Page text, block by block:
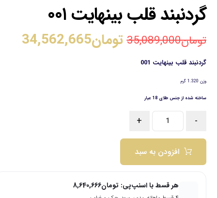
گردنبند قلب بینهایت ۰۰۱
تومان35,089,000 تومان34,562,665
گردنبند قلب بینهایت 001
وزن 1.320 گرم
ساخته شده از جنس طلای 18 عیار
-
+
افزودن به سبد
هر قسط با اسنپ‌پی: تومان8,640,666